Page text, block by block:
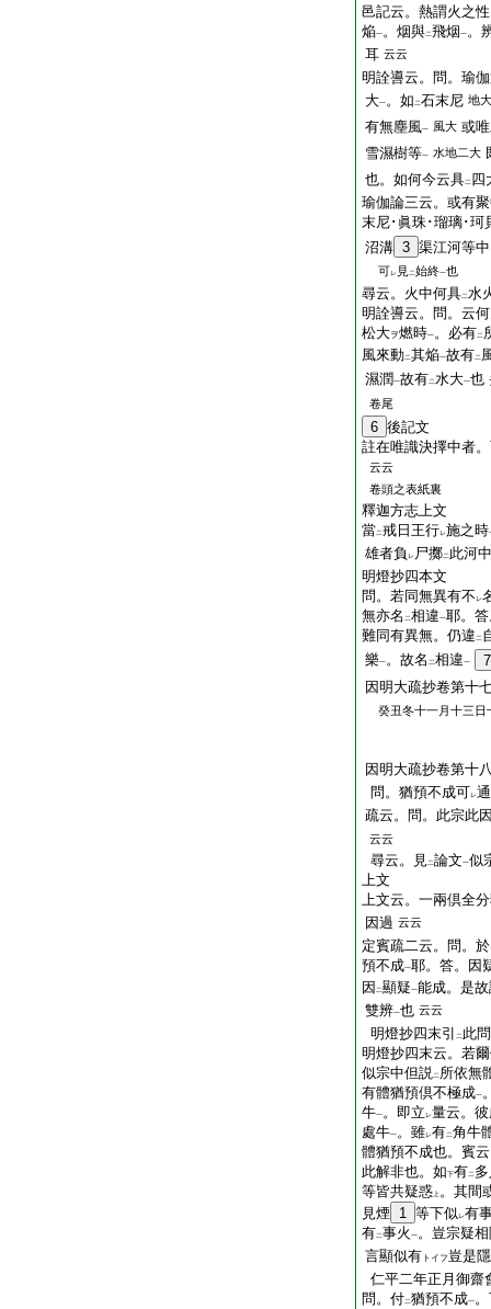
邑記云。熱謂火之
焔一。烟與二飛烟一。
耳 云云
明詮噵云。問。瑜
大一。如 二石末尼 地大
有無塵風一 風大 或
雪濕樹等一 水地二大
也。如何今云具二 四
瑜伽論三云。或有
末尼･眞珠･瑠璃･珂
沼溝 3 渠江河等
可レ 見 二始終一也
尋云。火中何具二水
明詮噵云。問。云
松大ヲ燃時一。必有二
風來動二其焔一故有二
濕潤一故有二水大一也
卷尾
6 後記文
註在唯識決擇中者
云云
卷頭之表紙裏
釋迦方志上文
當二戒日王行レ施之時
雄者負 レ尸擲二 此河中
明燈抄四本文
問。若同無異有不 レ
無亦名 二相違一耶。
難同有異無。仍違 二
樂一。故名 二相違一
7
因明大疏抄卷第十
癸丑冬十一月十三日
因明大疏抄卷第
問。猶預不成可レ通
疏云。問。此宗此
云云
尋云。見二論文一似
上文
上文云。一兩倶全
因過 云云
定賓疏二云。問。於
預不成一耶。答。因
因 二顯疑一能成。是
雙辨一也 云云
明燈抄四末引 二 此
明燈抄四末云。若
似宗中但説二 所依無
有體猶預倶不極成一
牛一。即立 レ量云。
處牛一。雖レ有二角牛
體猶預不成也。賓
此解非也。如下有二
等皆共疑惑 上 。其間
見煙 1 等下似レ有
有二事火 一。豈宗疑
言顯似有 トイフ豈是
仁平二年正月御齋
問。付二猶預不成一